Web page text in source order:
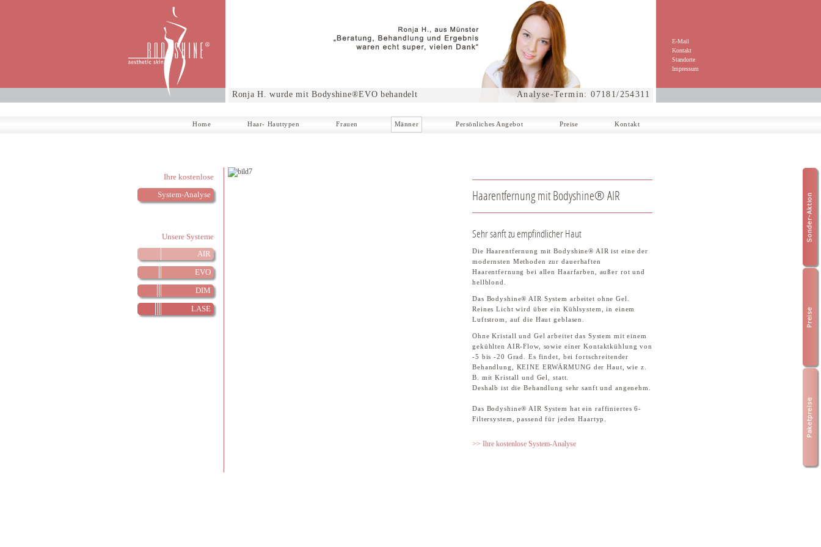
E-Mail
Kontakt
Standorte
Impressum
Ronja H. wurde mit Bodyshine®EVO behandelt Analyse-Termin: 07181/254311
Home Haar- Hauttypen Frauen Männer Persönliches Angebot Preise Kontakt
Ihre kostenlose
System-Analyse
Unsere Systeme
AIR
EVO
DIM
LASE
Haarentfernung mit Bodyshine® AIR
Sehr sanft zu empfindlicher Haut
Die Haarentfernung mit Bodyshine® AIR ist eine der
modernsten Methoden zur dauerhaften
Haarentfernung bei allen Haarfarben, außer rot und
hellblond.
Das Bodyshine® AIR System arbeitet ohne Gel.
Reines Licht wird über ein Kühlsystem, in einem
Luftstrom, auf die Haut geblasen.
Ohne Kristall und Gel arbeitet das System mit einem
gekühlten AIR-Flow, sowie einer Kontaktkühlung von
-5 bis -20 Grad. Es findet, bei fortschreitender
Behandlung, KEINE ERWÄRMUNG der Haut, wie z.
B. mit Kristall und Gel, statt.
Deshalb ist die Behandlung sehr sanft und angenehm.
Das Bodyshine® AIR System hat ein raffiniertes 6-
Filtersystem, passend für jeden Haartyp.
>> Ihre kostenlose System-Analyse